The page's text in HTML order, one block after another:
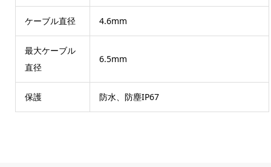
ケーブル直径 4.6mm
最大ケーブル
直径
6.5mm
保護 防水、防塵IP67